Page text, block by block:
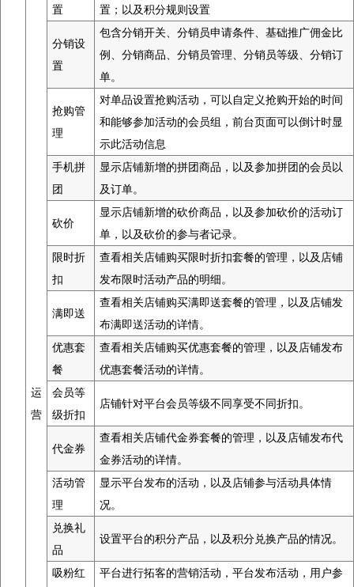
运
营
置
置；以及积分规则设置
分销设
置
包含分销开关、分销员申请条件、基础推广佣金比
例、分销商品、分销员管理、分销员等级、分销订
单。
抢购管
理
对单品设置抢购活动，可以自定义抢购开始的时间
和能够参加活动的会员组，前台页面可以倒计时显
示此活动信息
手机拼
团
显示店铺新增的拼团商品，以及参加拼团的会员以
及订单。
砍价
显示店铺新增的砍价商品，以及参加砍价的活动订
单，以及砍价的参与者记录。
限时折
扣
查看相关店铺购买限时折扣套餐的管理，以及店铺
发布限时活动产品的明细。
满即送
查看相关店铺购买满即送套餐的管理，以及店铺发
布满即送活动的详情。
优惠套
餐
查看相关店铺购买优惠套餐的管理，以及店铺发布
优惠套餐活动的详情。
会员等
级折扣
店铺针对平台会员等级不同享受不同折扣。
代金券
查看相关店铺代金券套餐的管理，以及店铺发布代
金券活动的详情。
活动管
理
显示平台发布的活动，以及店铺参与活动具体情
况。
兑换礼
品
设置平台的积分产品，以及积分兑换产品的情况。
吸粉红
平台进行拓客的营销活动，平台发布活动，用户参